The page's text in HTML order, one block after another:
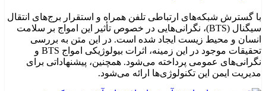
با گسترش شبکه‌های ارتباطی تلفن همراه و استقرار برج‌های انتقال
سیگنال (BTS)، نگرانی‌هایی در خصوص تأثیر این امواج بر سلامت
انسان و محیط زیست ایجاد شده است. در این متن به بررسی
تحقیقات موجود در این زمینه، اثرات بیولوژیکی امواج BTS و
نگرانی‌های عمومی پرداخته می‌شود. همچنین، پیشنهاداتی برای
مدیریت ایمن این تکنولوژی‌ها ارائه می‌شود.